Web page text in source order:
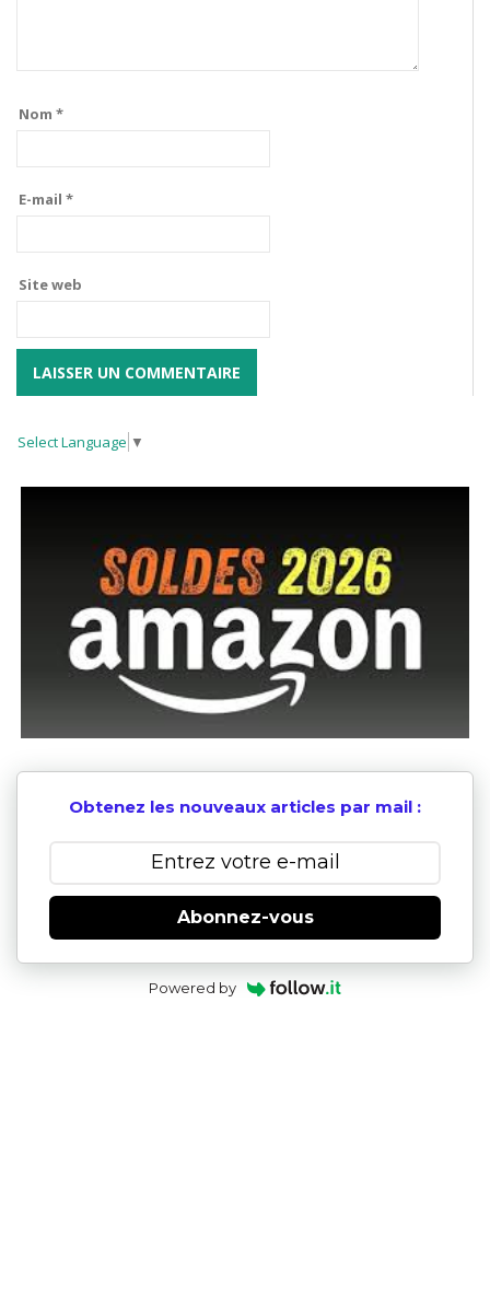
Nom *
E-mail *
Site web
Select Language ▼
Obtenez les nouveaux articles par mail :
Abonnez-vous
Powered by